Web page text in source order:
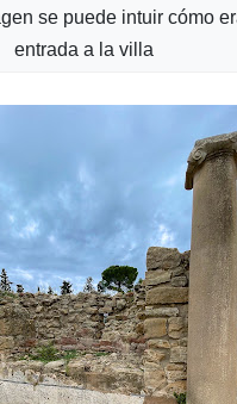
se puede intuir cómo
entrada a la villa